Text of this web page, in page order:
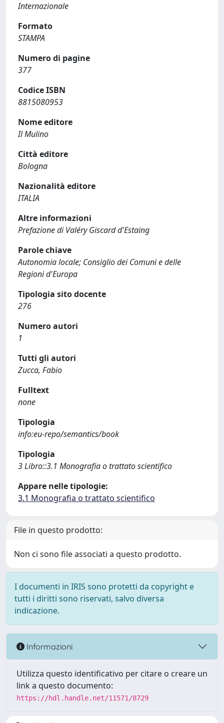
Internazionale
Formato
STAMPA
Numero di pagine
377
Codice ISBN
8815080953
Nome editore
Il Mulino
Città editore
Bologna
Nazionalità editore
ITALIA
Altre informazioni
Prefazione di Valéry Giscard d'Estaing
Parole chiave
Autonomia locale; Consiglio dei Comuni e delle
Regioni d'Europa
Tipologia sito docente
276
Numero autori
1
Tutti gli autori
Zucca, Fabio
Fulltext
none
Tipologia
info:eu-repo/semantics/book
Tipologia
3 Libro::3.1 Monografia o trattato scientifico
Appare nelle tipologie:
3.1 Monografia o trattato scientifico
File in questo prodotto:
Non ci sono file associati a questo prodotto.
I documenti in IRIS sono protetti da copyright e
tutti i diritti sono riservati, salvo diversa
indicazione.
Informazioni
Utilizza questo identificativo per citare o creare un
link a questo documento:
https://hdl.handle.net/11571/8729